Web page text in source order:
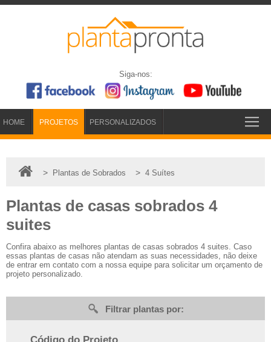
Siga-nos:
HOME PROJETOS PERSONALIZADOS
> Plantas de Sobrados > 4 Suítes
Plantas de casas sobrados 4
suites
Confira abaixo as melhores plantas de casas sobrados 4 suites. Caso
essas plantas de casas não atendam as suas necessidades, não deixe
de entrar em contato com a nossa equipe para solicitar um orçamento de
projeto personalizado.
Filtrar plantas por: